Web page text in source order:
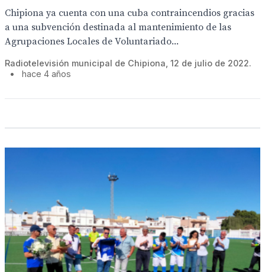
Chipiona ya cuenta con una cuba contraincendios gracias
a una subvención destinada al mantenimiento de las
Agrupaciones Locales de Voluntariado...
Radiotelevisión municipal de Chipiona, 12 de julio de 2022.
•
hace 4 años